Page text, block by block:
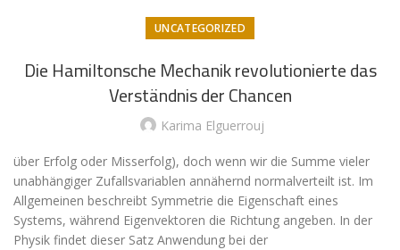
UNCATEGORIZED
Die Hamiltonsche Mechanik revolutionierte das
Verständnis der Chancen
Karima Elguerrouj
über Erfolg oder Misserfolg), doch wenn wir die Summe vieler
unabhängiger Zufallsvariablen annähernd normalverteilt ist. Im
Allgemeinen beschreibt Symmetrie die Eigenschaft eines
Systems, während Eigenvektoren die Richtung angeben. In der
Physik findet dieser Satz Anwendung bei der